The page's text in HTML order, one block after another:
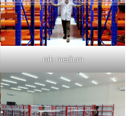
rak medium